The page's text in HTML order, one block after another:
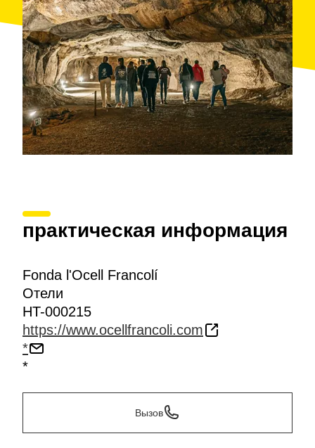
практическая информация
Fonda l'Ocell Francolí
Отели
HT-000215
https://www.ocellfrancoli.com
*
*
Вызов